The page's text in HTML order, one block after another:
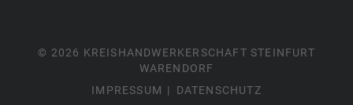
© 2026 KREISHANDWERKERSCHAFT STEINFURT
WARENDORF
IMPRESSUM
DATENSCHUTZ